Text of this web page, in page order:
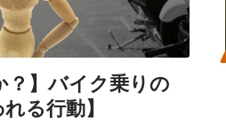
？】バイク乗りの
る行動】